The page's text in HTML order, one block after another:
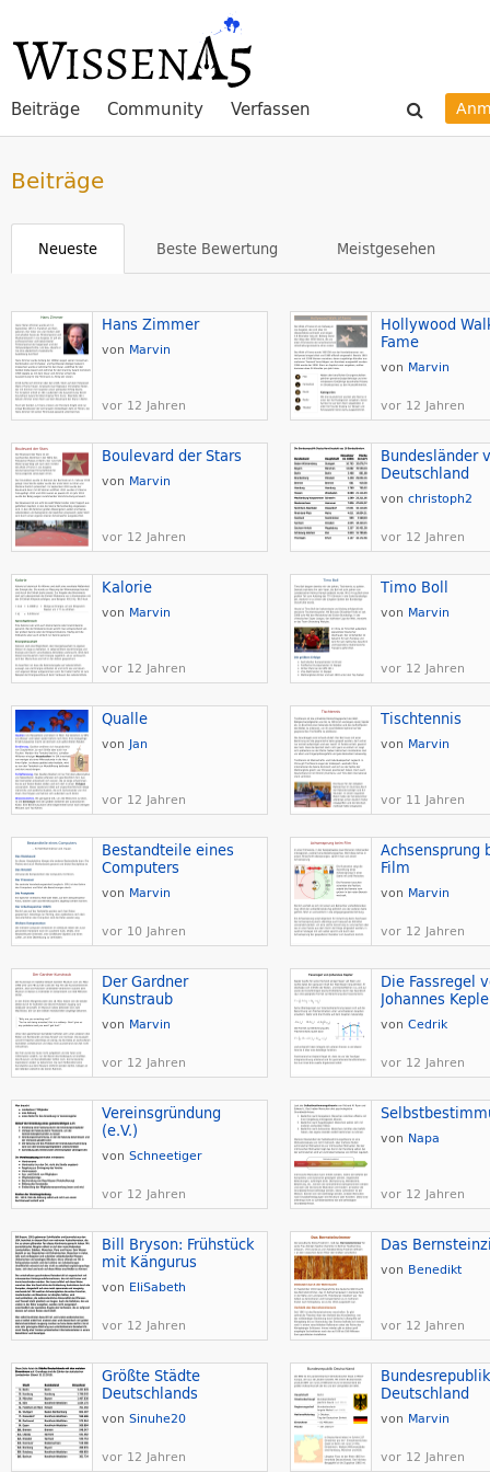
Beiträge Community Verfassen
Beiträge
Neueste Beste Bewertung Meistgesehen
Hans Zimmer
von Marvin
vor 12 Jahren
Hollywood
Fame
von Marvin
vor 12 Jahren
Boulevard der Stars
von Marvin
vor 12 Jahren
Bundesländer
Deutschland
von christoph2
vor 12 Jahren
Kalorie
von Marvin
vor 12 Jahren
Timo Boll
von Marvin
vor 12 Jahren
Qualle
von Jan
vor 12 Jahren
Tischtennis
von Marvin
vor 11 Jahren
Bestandteile eines
Computers
von Marvin
vor 10 Jahren
Achsensprung
Film
von Marvin
vor 12 Jahren
Der Gardner
Kunstraub
von Marvin
vor 12 Jahren
Die Fassregel
Johannes
von Cedrik
vor 12 Jahren
Vereinsgründung
(e.V.)
von Schneetiger
vor 12 Jahren
von Napa
vor 12 Jahren
Bill Bryson: Frühstück
mit Kängurus
von EliSabeth
vor 12 Jahren
Das
von Benedikt
vor 12 Jahren
Größte Städte
Deutschlands
von Sinuhe20
vor 12 Jahren
Bundesrepublik
Deutschland
von Marvin
vor 12 Jahren